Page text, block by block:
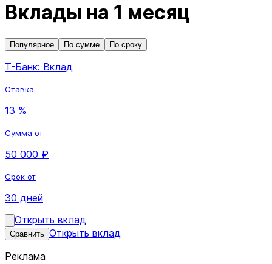
Вклады на 1 месяц
Популярное По сумме По сроку
Т-Банк: Вклад
Ставка
13 %
Сумма от
50 000 ₽
Срок от
30 дней
Открыть вклад
Сравнить Открыть вклад
Реклама